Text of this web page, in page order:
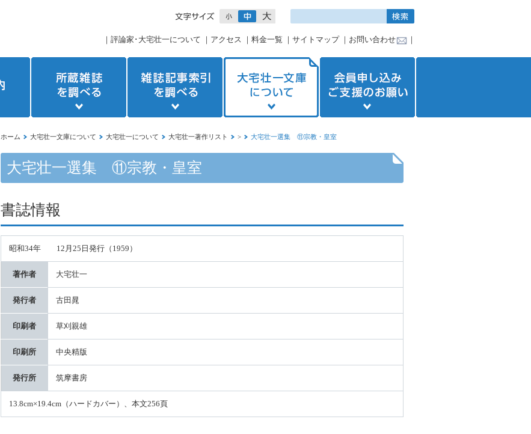
｜ 評論家･大宅壮一について ｜ アクセス ｜ 料金一覧 ｜ サイトマップ｜ お問い合わせ ｜
ホーム 大宅壮一文庫について 大宅壮一について 大宅壮一著作リスト > 大宅壮一選集 ⑪宗教・皇室
大宅壮一選集 ⑪宗教・皇室
書誌情報
昭和34年 12月25日発行（1959）
著作者 大宅壮一
発行者 古田晁
印刷者 草刈親雄
印刷所 中央精版
発行所 筑摩書房
13.8cm×19.4cm（ハードカバー）、本文256頁